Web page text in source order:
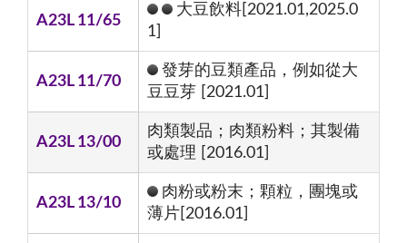
A23L 11/65
大豆飲料[2021.01,2025.0
1]
A23L 11/70
發芽的豆類產品，例如從大
豆豆芽 [2021.01]
A23L 13/00
肉類製品；肉類粉料；其製備
或處理 [2016.01]
A23L 13/10
肉粉或粉末；顆粒，團塊或
薄片[2016.01]